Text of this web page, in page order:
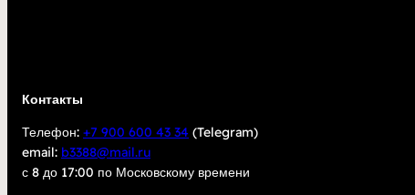
Контакты
Телефон: +7 900 600 43 34 (Telegram)
email: b3388@mail.ru
с 8 до 17:00 по Московскому времени